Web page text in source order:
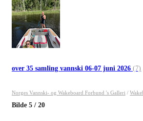
over 35 samling vannski 06-07 juni 2026 (7)
Norges Vannski- og Wakeboard Forbund 's Galleri /
Bilde 5 / 20